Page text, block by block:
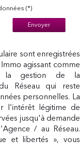
(*)
Envoyer
sont enregistrées
agissant comme
la gestion de la
Réseau qui reste
personnelles. La
l'intérêt légitime de
jusqu'à demande
/ au Réseau.
et libertés », vous